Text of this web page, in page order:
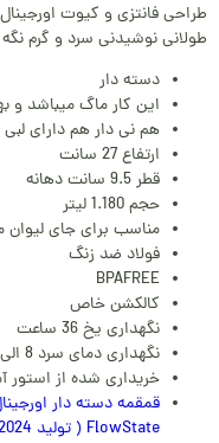
طراحی فانتزی و کیوت
طولانی نوشیدنی سرد و گرم
دسته دار
این کار ماگ میباشد و
هم نی دار هم دارای
ارتفاع 27 سانت
قطر 9.5 سانت دهانه
حجم 1.180 لیتر
مناسب برای جای لیوان
فولاد ضد زنگ
BPAFREE
کالکشن خاص
نگهداری یخ 36 ساعت
نگهداری دمای سرد 8 الی 10 ساعت
خریداری شده از استور
FlowState ( تولید 2024) خرید شده از استنلی استور آمریکا